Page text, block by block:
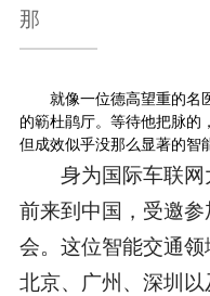
那
就像一位德高望重的名
的簕杜鹃厅。等待他把脉的
但成效似乎没那么显著的智
身为国际车联网
前来到中国，受邀
会。这位智能交通
北京、广州、深圳